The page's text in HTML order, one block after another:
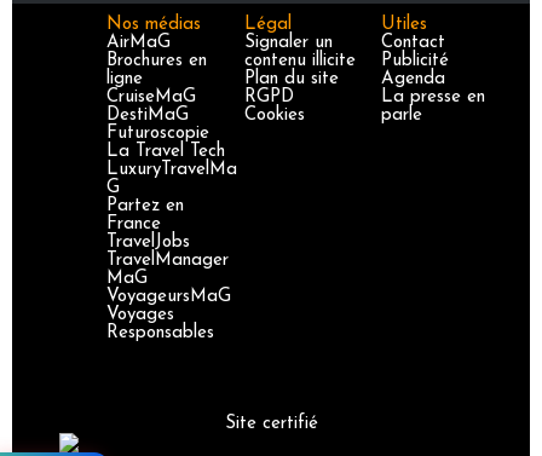
Nos médias
AirMaG
Brochures en
ligne
CruiseMaG
DestiMaG
Futuroscopie
La Travel Tech
LuxuryTravelMa
G
Partez en
France
TravelJobs
TravelManager
MaG
VoyageursMaG
Voyages
Responsables
Légal
Signaler un
contenu illicite
Plan du site
RGPD
Cookies
Utiles
Contact
Publicité
Agenda
La presse en
parle
Site certifié